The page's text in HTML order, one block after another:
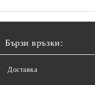
Бързи връзки:
Доставка